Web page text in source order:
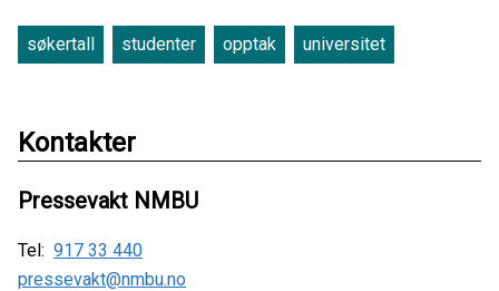
søkertall studenter opptak universitet
Kontakter
Pressevakt NMBU
Tel: 917 33 440
pressevakt@nmbu.no